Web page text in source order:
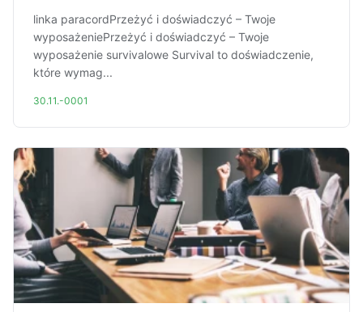
linka paracordPrzeżyć i doświadczyć – Twoje
wyposażeniePrzeżyć i doświadczyć – Twoje
wyposażenie survivalowe Survival to doświadczenie,
które wymag...
30.11.-0001